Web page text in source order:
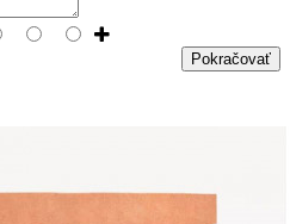
Pokračovať